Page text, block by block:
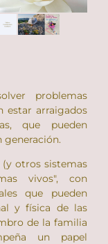
problemas
estar arraigados
que pueden
generación.
(y otros sistemas
vivos", con
que pueden
y física de las
de la familia
un papel